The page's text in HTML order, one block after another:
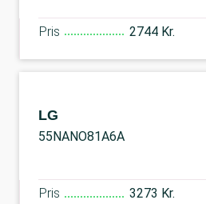
Pris 2744 Kr.
LG
55NANO81A6A
Pris 3273 Kr.